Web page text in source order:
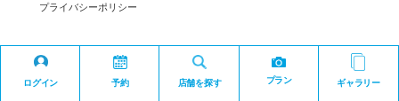
ログイン 予約 店舗を探す プラン ギャラリー
プライバシーポリシー